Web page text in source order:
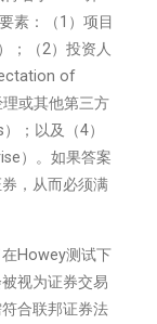
素：（1）项目
；（2）投资人
of
或其他第三方
；以及（4）
）。如果答案
，从而必须满
Howey测试下
视为证券交易
合联邦证券法